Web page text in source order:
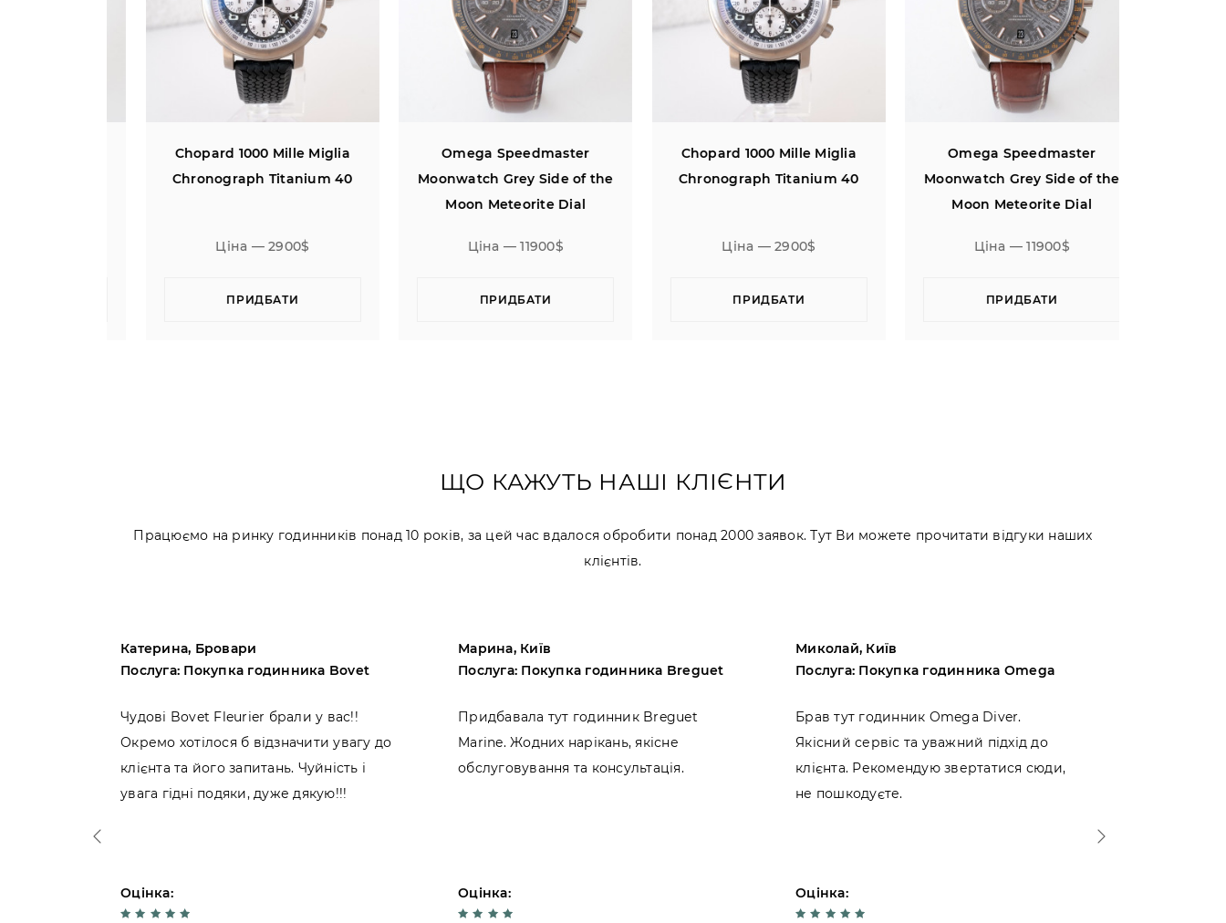
Chopard 1000 Mille Miglia
Chronograph Titanium 40
Ціна — 2900$
ПРИДБАТИ
Omega Speedmaster
Moonwatch Grey Side of the
Moon Meteorite Dial
Ціна — 11900$
ПРИДБАТИ
Chopard 1000 Mille Miglia
Chronograph Titanium 40
Ціна — 2900$
ПРИДБАТИ
Omega Speedmaster
Moonwatch Grey Side of the
Moon Meteorite Dial
Ціна — 11900$
ПРИДБАТИ
ЩО КАЖУТЬ НАШІ КЛІЄНТИ
Працюємо на ринку годинників понад 10 років, за цей час вдалося обробити понад 2000 заявок. Тут Ви можете прочитати відгуки наших
клієнтів.
Катерина, Бровари
Послуга: Покупка годинника Bovet
Чудові Bovet Fleurier брали у вас!!
Окремо хотілося б відзначити увагу до
клієнта та його запитань. Чуйність і
увага гідні подяки, дуже дякую!!!
Оцінка:
Марина, Київ
Послуга: Покупка годинника Breguet
Придбавала тут годинник Breguet
Marine. Жодних нарікань, якісне
обслуговування та консультація.
Оцінка:
Миколай, Київ
Послуга: Покупка годинника Omega
Брав тут годинник Omega Diver.
Якісний сервіс та уважний підхід до
клієнта. Рекомендую звертатися сюди,
не пошкодуєте.
Оцінка: